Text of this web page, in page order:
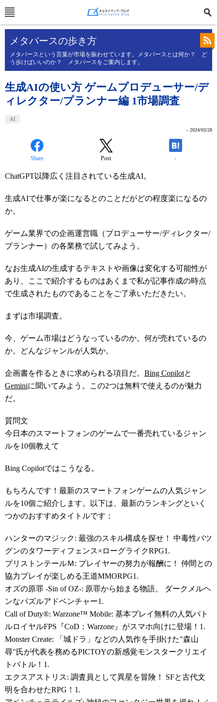
メタバースの歩き方
メタバースという言葉が市場を賑わせています。メタバースとは何か？ ど
う歩けばいいのか？ メタバースをご案内します。
生成AIの使い方 ゲームプロデューサー/デ
ィレクター/プランナー編 1市場調査
AI
» 2024/03/28
Share Post -
ChatGPT以降広く注目されている生成AI。
生成AIで仕事が楽になるとのことだがどの程度楽になるの
か。
ゲーム業界での企画運営職（プロデューサー/ディレクター/
プランナー）の各業務で試してみよう。
なお生成AIの生成するテキストや画像は変化する可能性が
あり、ここで紹介するものはあくまで私が記事作成の時点
で生成されたものであることをご了承いただきたい。
まずは市場調査。
今、ゲーム市場はどうなっているのか。何が売れているの
か。どんなジャンルが人気か。
企画書を作るときに求められる項目だ。 Bing Copilotと
Geminiに聞いてみよう。この2つは無料で使えるのが魅力
だ。
質問文
今日本のスマートフォンのゲームで一番売れているジャン
ルを10個教えて
Bing Copilotではこうなる。
もちろんです！最新のスマートフォンゲームの人気ジャン
ルを10個ご紹介します。以下は、最新のランキングといく
つかのおすすめタイトルです：
ハンターのマジック: 最強のスキル構成を探せ！ 中毒性バツ
グンのタワーディフェンス×ローグライクRPG1.
プリストンテールＭ: プレイヤーの努力が報酬に！ 仲間との
協力プレイが楽しめる王道MMORPG1.
オズの原罪 -Sin of OZ-: 原罪から始まる物語。 ダークメルヘ
ンなパズルアドベンチャー1.
Call of Duty®: Warzone™ Mobile: 基本プレイ無料の人気バト
ルロイヤルFPS『CoD：Warzone』がスマホ向けに登場！1.
Monster Create: 「城ドラ」などの人気作を手掛けた"森山
尋"氏が代表を務めるPICTOYの新感覚モンスタークリエイ
トバトル！1.
エクスアストリス: 調査員として異星を冒険！ SFと古代文
明を合わせたRPG！1.